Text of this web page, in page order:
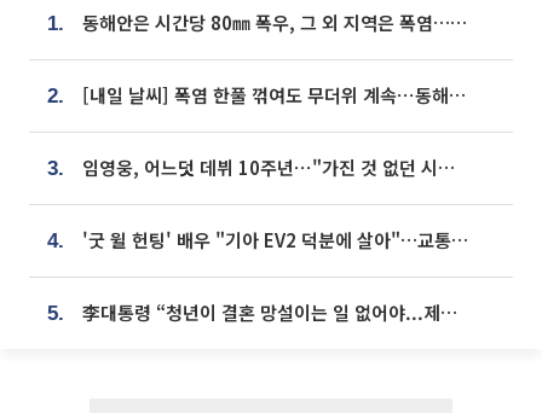
1. 동해안은 시간당 80㎜ 폭우, 그 외 지역은 폭염…‘극과 극 날씨’
2. [내일 날씨] 폭염 한풀 꺾여도 무더위 계속⋯동해안 이틀 연속 비
3. 임영웅, 어느덧 데뷔 10주년⋯"가진 것 없던 시절, 내 앞엔 20명의 팬뿐"
4. '굿 윌 헌팅' 배우 "기아 EV2 덕분에 살아"…교통사고 후 안전성 극찬
5. 李대통령 “청년이 결혼 망설이는 일 없어야...제도상 불이익 조사”